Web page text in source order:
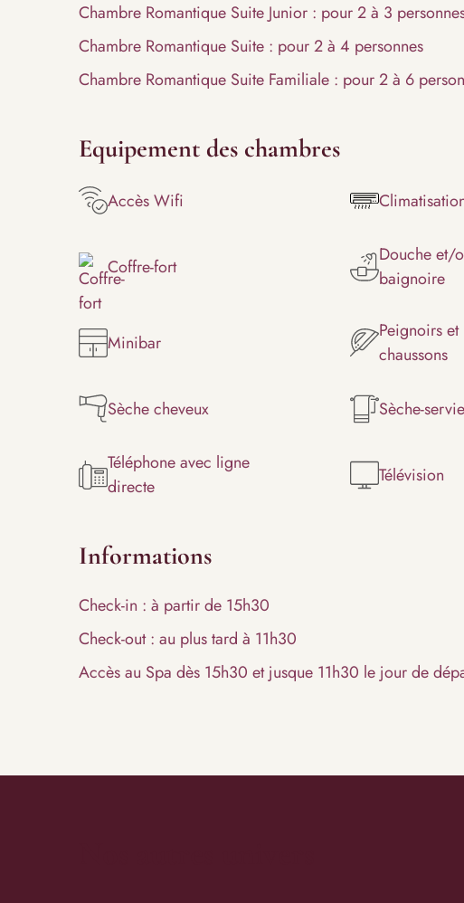
Chambre Romantique Suite Junior : pour 2 à 3
Chambre Romantique Suite : pour 2 à 4 personnes
Chambre Romantique Suite Familiale : pour 2 à 6
Equipement des chambres
Accès Wifi
Coffre-fort
Douche et/
baignoire
Minibar
Peignoirs et
chaussons
Sèche cheveux Sèche-
Téléphone avec ligne
directe
Télévision
Informations
Check-in : à partir de 15h30
Check-out : au plus tard à 11h30
Accès au Spa dès 15h30 et jusque 11h30 le jour de